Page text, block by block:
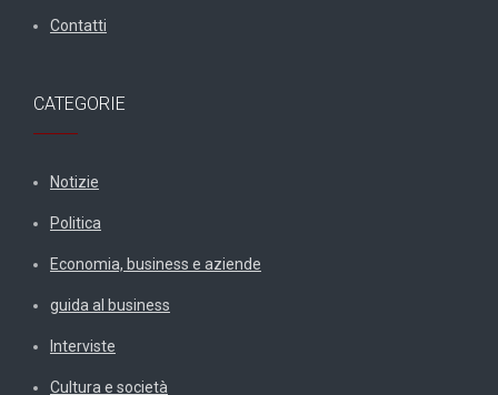
Contatti
CATEGORIE
Notizie
Politica
Economia, business e aziende
guida al business
Interviste
Cultura e società